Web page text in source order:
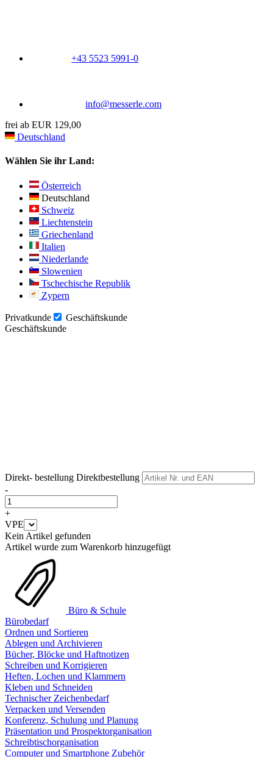
+43 5523 5991-0
info@messerle.com
frei ab EUR 129,00
Deutschland
Wählen Sie ihr Land:
Österreich
Deutschland
Schweiz
Liechtenstein
Griechenland
Italien
Niederlande
Slowenien
Tschechische Republik
Zypern
Privatkunde
Geschäftskunde
Geschäftskunde
Direkt- bestellung Direktbestellung
-
+
VPE
Kein Artikel gefunden
Artikel wurde zum Warenkorb hinzugefügt
Büro & Schule
Bürobedarf
Ordnen und Sortieren
Ablegen und Archivieren
Bücher, Blöcke und Haftnotizen
Schreiben und Korrigieren
Heften, Lochen und Klammern
Kleben und Schneiden
Technischer Zeichenbedarf
Verpacken und Versenden
Konferenz, Schulung und Planung
Präsentation und Prospektorganisation
Schreibtischorganisation
Computer und Smartphone Zubehör